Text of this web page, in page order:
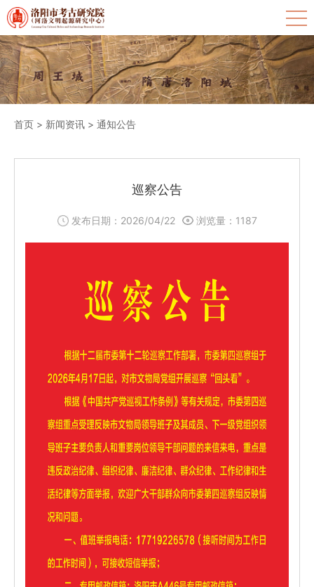
首页 > 新闻资讯 > 通知公告
巡察公告
发布日期：2026/04/22 浏览量： 1187